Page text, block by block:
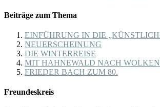
Beiträge zum Thema
EINFÜHRUNG IN DIE
NEUERSCHEINUNG
DIE WINTERREISE
MIT HAHNEWALD NACH
FRIEDER BACH ZUM 80.
Freundeskreis